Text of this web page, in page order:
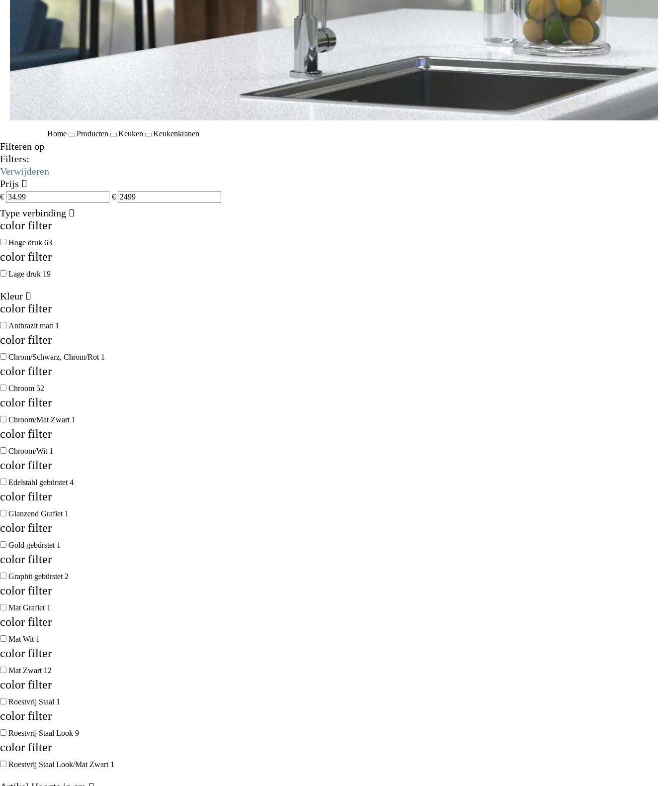
Home Producten Keuken Keukenkranen
Filteren op
Filters:
Verwijderen
Prijs
€ €
Type verbinding
color filter
Hoge druk 63
color filter
Lage druk 19
Kleur
color filter
Anthrazit matt 1
color filter
Chrom/Schwarz, Chrom/Rot 1
color filter
Chroom 52
color filter
Chroom/Mat Zwart 1
color filter
Chroom/Wit 1
color filter
Edelstahl gebürstet 4
color filter
Glanzend Grafiet 1
color filter
Gold gebürstet 1
color filter
Graphit gebürstet 2
color filter
Mat Grafiet 1
color filter
Mat Wit 1
color filter
Mat Zwart 12
color filter
Roestvrij Staal 1
color filter
Roestvrij Staal Look 9
color filter
Roestvrij Staal Look/Mat Zwart 1